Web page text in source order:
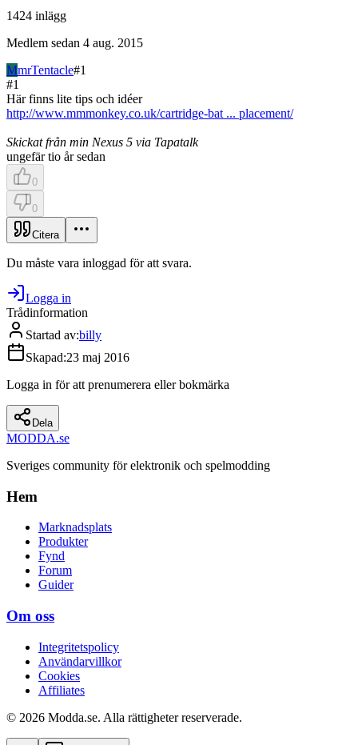
1424 inlägg
Medlem sedan 4 aug. 2015
MmrTentacle#1
#1
Här finns lite tips och idéer
http://www.mmmonkey.co.uk/cartridge-bat ... placement/
Skickat från min Nexus 5 via Tapatalk
ungefär tio år sedan
0
0
Citera
Du måste vara inloggad för att svara.
Logga in
Trådinformation
Startad av:billy
Skapad:23 maj 2016
Logga in för att prenumerera eller bokmärka
Dela
MODDA.se
Sveriges community för elektronik och spelmodding
Hem
Marknadsplats
Produkter
Fynd
Forum
Guider
Om oss
Integritetspolicy
Användarvillkor
Cookies
Affiliates
© 2026 Modda.se. Alla rättigheter reserverade.